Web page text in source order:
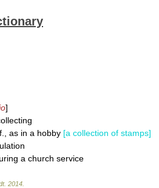
]
as in a hobby [a collection of stamps]
a church service
. 2014